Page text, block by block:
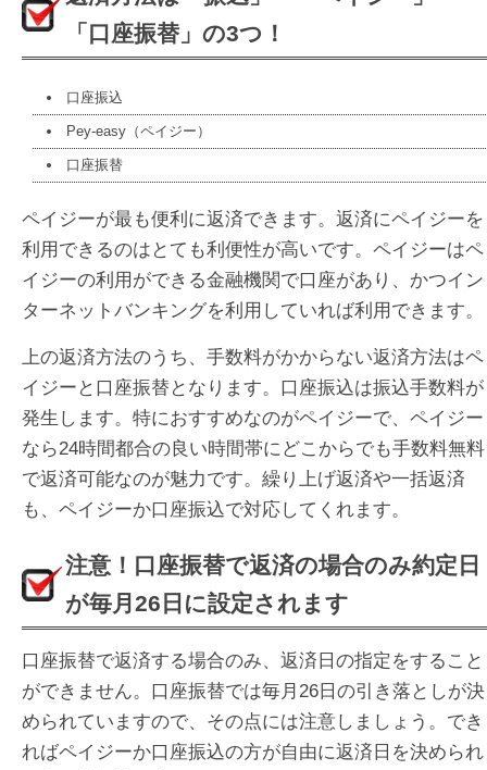
「口座振替」の3つ！
口座振込
Pey-easy（ペイジー）
口座振替
ペイジーが最も便利に返済できます。返済にペイジーを
利用できるのはとても利便性が高いです。ペイジーはペ
イジーの利用ができる金融機関で口座があり、かつイン
ターネットバンキングを利用していれば利用できます。
上の返済方法のうち、手数料がかからない返済方法はペ
イジーと口座振替となります。口座振込は振込手数料が
発生します。特におすすめなのがペイジーで、ペイジー
なら24時間都合の良い時間帯にどこからでも手数料無料
で返済可能なのが魅力です。繰り上げ返済や一括返済
も、ペイジーか口座振込で対応してくれます。
注意！口座振替で返済の場合のみ約定日
が毎月26日に設定されます
口座振替で返済する場合のみ、返済日の指定をすること
ができません。口座振替では毎月26日の引き落としが決
められていますので、その点には注意しましょう。でき
ればペイジーか口座振込の方が自由に返済日を決められ